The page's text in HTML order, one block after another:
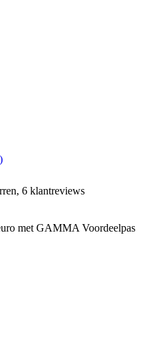
6 klantreviews
met GAMMA Voordeelpas